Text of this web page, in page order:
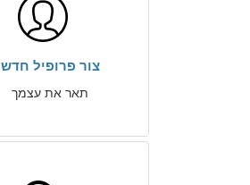
צור פרופיל חדש
תאר את עצמך